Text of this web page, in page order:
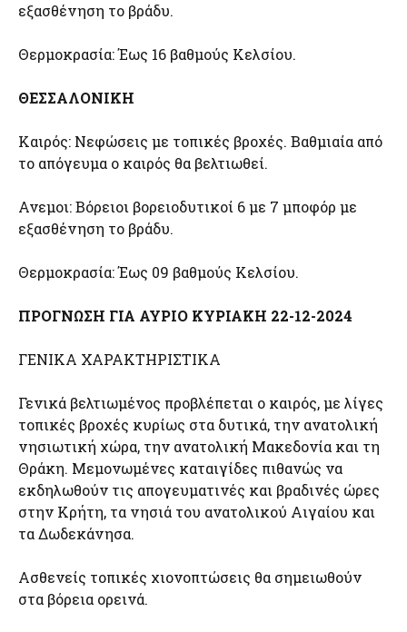
εξασθένηση το βράδυ.
Θερμοκρασία: Έως 16 βαθμούς Κελσίου.
ΘΕΣΣΑΛΟΝΙΚΗ
Καιρός: Νεφώσεις με τοπικές βροχές. Βαθμιαία από
το απόγευμα ο καιρός θα βελτιωθεί.
Ανεμοι: Βόρειοι βορειοδυτικοί 6 με 7 μποφόρ με
εξασθένηση το βράδυ.
Θερμοκρασία: Έως 09 βαθμούς Κελσίου.
ΠΡΟΓΝΩΣΗ ΓΙΑ ΑΥΡΙΟ ΚΥΡΙΑΚΗ 22-12-2024
ΓΕΝΙΚΑ ΧΑΡΑΚΤΗΡΙΣΤΙΚΑ
Γενικά βελτιωμένος προβλέπεται ο καιρός, με λίγες
τοπικές βροχές κυρίως στα δυτικά, την ανατολική
νησιωτική χώρα, την ανατολική Μακεδονία και τη
Θράκη. Μεμονωμένες καταιγίδες πιθανώς να
εκδηλωθούν τις απογευματινές και βραδινές ώρες
στην Κρήτη, τα νησιά του ανατολικού Αιγαίου και
τα Δωδεκάνησα.
Ασθενείς τοπικές χιονοπτώσεις θα σημειωθούν
στα βόρεια ορεινά.